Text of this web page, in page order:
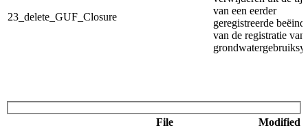
23_delete_GUF_Closure
van een eerder
geregistreerde
van de registratie van
File Modified